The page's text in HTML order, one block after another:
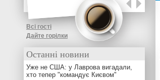
Всі гості
Дайте горілки
Останні новини
Уже не США: у Лаврова вигадали,
хто тепер "командує Києвом"